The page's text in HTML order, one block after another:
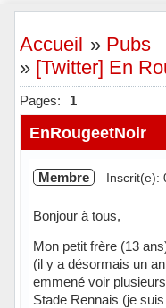
Accueil » Pubs
» [Twitter] En
Pages: 1
EnRougeetNoir
Membre Inscrit(e):
Bonjour à tous,
Mon petit frère (13
(il y a désormais un
emmené voir
Stade Rennais (je